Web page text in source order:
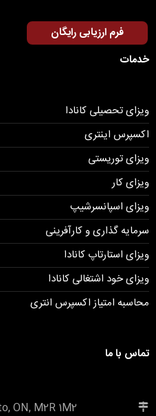
فرم ارزیابی رایگان
خدمات
ویزای تحصیلی کانادا
اکسپرس اینتری
ویزای توریستی
ویزای کار
ویزای اسپانسرشیپ
سرمایه گذاری و کارآفرینی
ویزای استارتاپ کانادا
ویزای خود اشتغالی کانادا
محاسبه امتیاز اکسپرس انتری
تماس با ما
ON, M2R 1M2